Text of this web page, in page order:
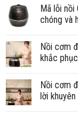
Mã lỗi nồi
chóng và
Nồi cơm
khắc
Nồi cơm
lời